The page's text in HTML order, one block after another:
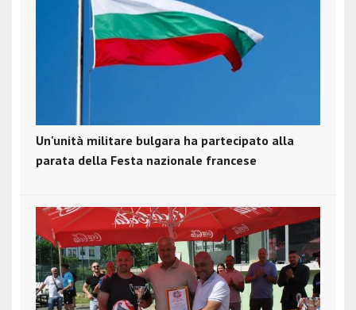
Un'unità militare bulgara ha partecipato alla
parata della Festa nazionale francese